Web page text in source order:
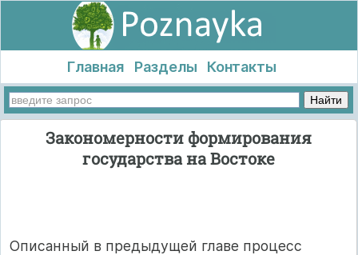
Главная Разделы Контакты
Закономерности формирования
государства на Востоке
Описанный в предыдущей главе процесс